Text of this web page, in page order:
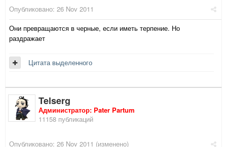
Опубликовано: 26 Nov 2011
Они превращаются в черные, если иметь терпение. Но
раздражает
Цитата выделенного
Telserg
Администратор: Pater Partum
11158 публикаций
Опубликовано: 26 Nov 2011 (изменено)